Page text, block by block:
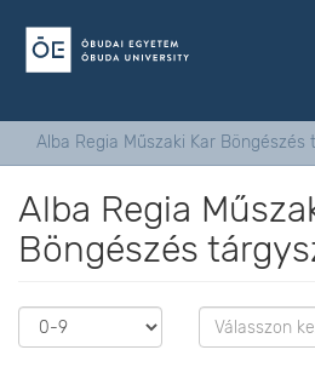
Alba Regia Műszaki Kar Böngészés
Alba Regia
Böngészés